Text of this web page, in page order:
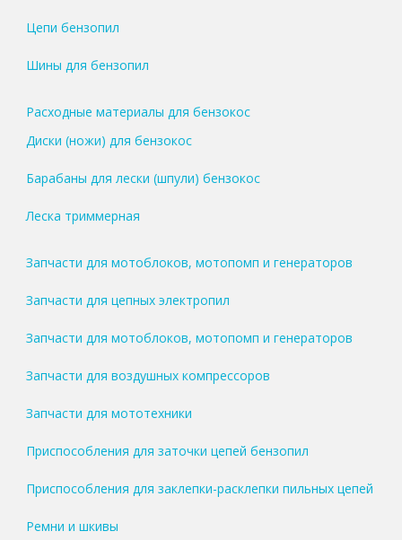
Цепи бензопил
Шины для бензопил
Расходные материалы для бензокос
Диски (ножи) для бензокос
Барабаны для лески (шпули) бензокос
Леска триммерная
Запчасти для мотоблоков, мотопомп и генераторов
Запчасти для цепных электропил
Запчасти для мотоблоков, мотопомп и генераторов
Запчасти для воздушных компрессоров
Запчасти для мототехники
Приспособления для заточки цепей бензопил
Приспособления для заклепки-расклепки пильных цепей
Ремни и шкивы